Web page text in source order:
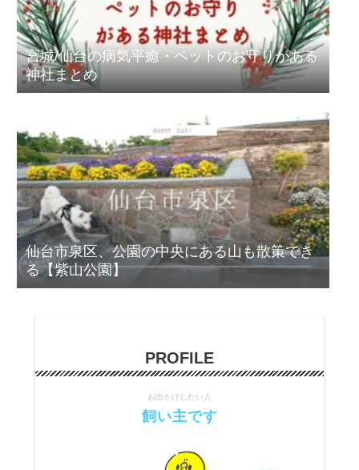
宮城/仙台の病気平癒・ペットのお守りがある
神社まとめ
仙台市泉区、公園の中央にある山も散策でき
る【紫山公園】
PROFILE
お出かけしたい人
飼い主です